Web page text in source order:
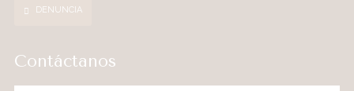
DENUNCIA
Contáctanos